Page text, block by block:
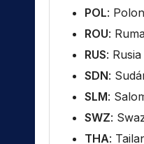
POL:
ROU:
RUS: Rusia
SDN:
SLM:
SWZ:
THA: